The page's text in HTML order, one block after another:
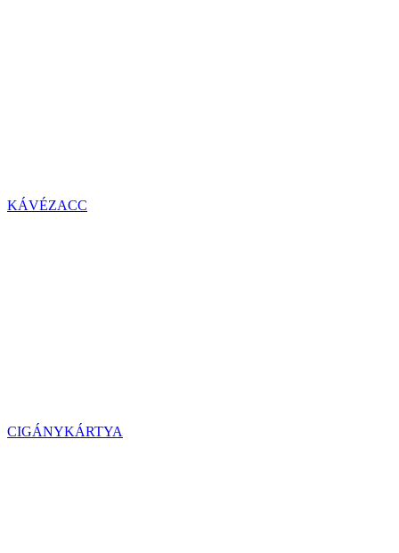
KÁVÉZACC
CIGÁNYKÁRTYA